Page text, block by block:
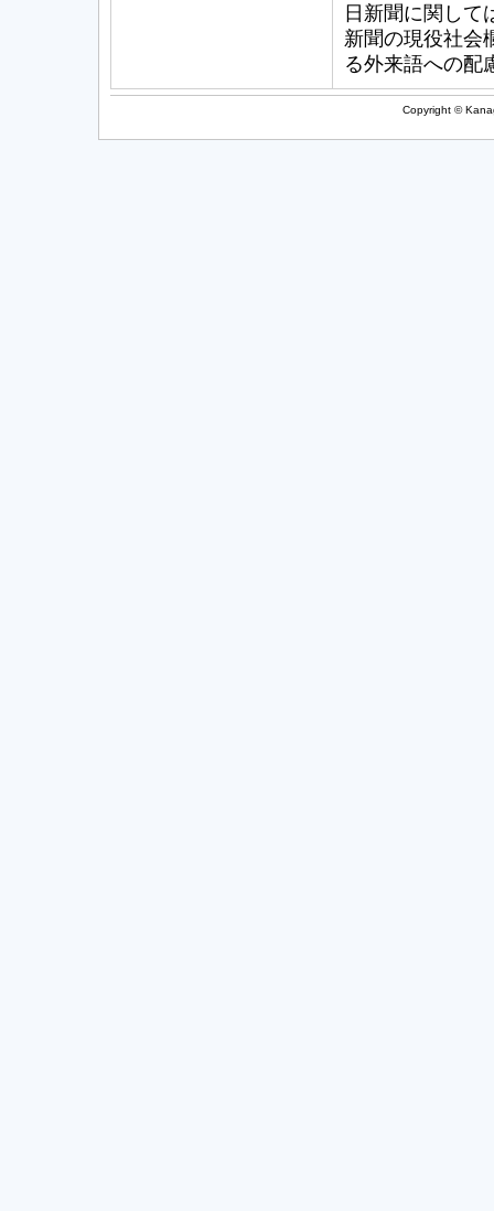
日新聞に関して
新聞の現役社会
る外来語への配
Copyright ©